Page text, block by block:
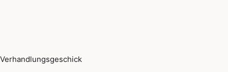
Verhandlungsgeschick